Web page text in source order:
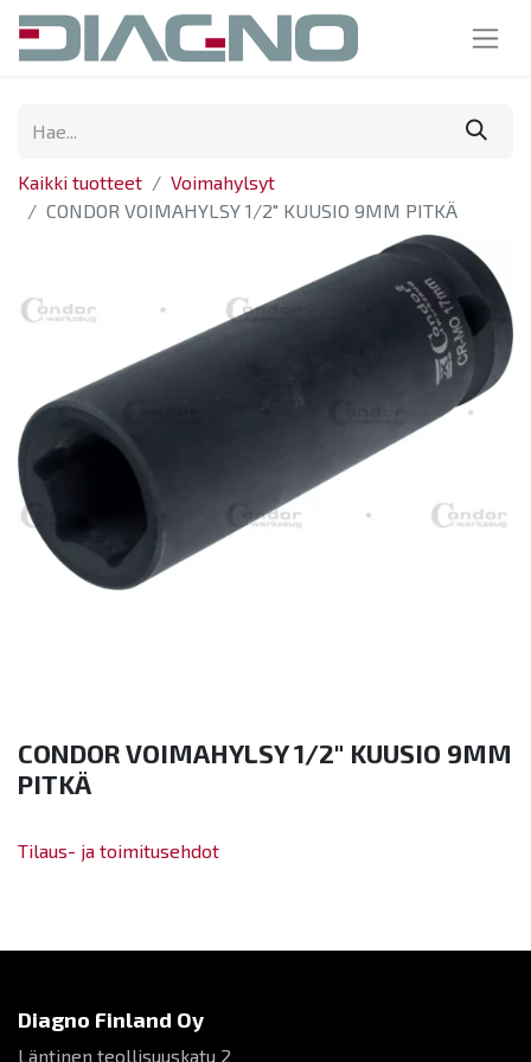
Kaikki tuotteet
Voimahylsyt
CONDOR VOIMAHYLSY 1/2" KUUSIO 9MM PITKÄ
CONDOR VOIMAHYLSY 1/2" KUUSIO 9MM
PITKÄ
Tilaus- ja toimitusehdot
Diagno Finland Oy
Läntinen teollisuuskatu 2